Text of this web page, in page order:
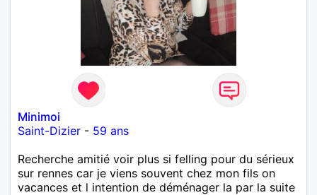
Minimoi
Saint-Dizier - 59 ans
Recherche amitié voir plus si felling pour du sérieux
sur rennes car je viens souvent chez mon fils on
vacances et l intention de déménager la par la suite